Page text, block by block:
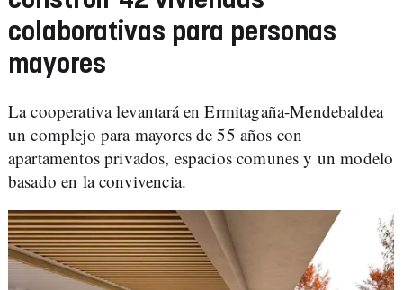
colaborativas para personas
mayores
La cooperativa levantará en Ermitagaña-Mendebaldea
un complejo para mayores de 55 años con
apartamentos privados, espacios comunes y un modelo
basado en la convivencia.